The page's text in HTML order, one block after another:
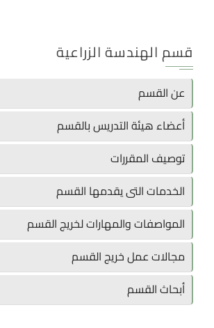
قسم الهندسة الزراعية
عن القسم
أعضاء هيئة التدريس بالقسم
توصيف المقررات
الخدمات التى يقدمها القسم
المواصفات والمهارات لخريج القسم
مجالات عمل خريج القسم
أبحاث القسم